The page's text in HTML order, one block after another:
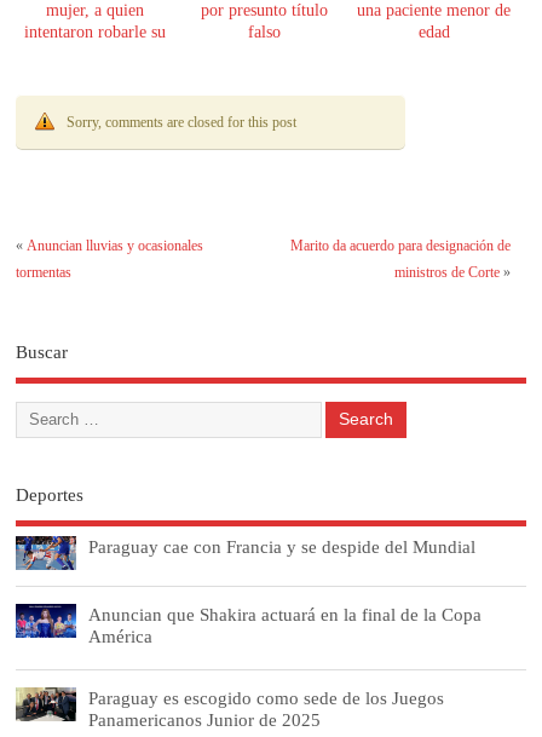
mujer, a quien
intentaron robarle su
por presunto título
falso
una paciente menor de
edad
Sorry, comments are closed for this post
«Anuncian lluvias y ocasionales
tormentas
Marito da acuerdo para designación de
ministros de Corte»
Buscar
Deportes
Paraguay cae con Francia y se despide del Mundial
Anuncian que Shakira actuará en la final de la Copa
América
Paraguay es escogido como sede de los Juegos
Panamericanos Junior de 2025